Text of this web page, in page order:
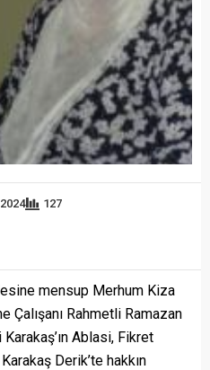
127
mensup Merhum Kiza
Çalışanı Rahmetli Ramazan
Ablasi, Fikret
Derik’te hakkın